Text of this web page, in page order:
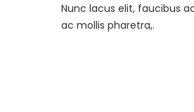
Nunc lacus elit, faucibus
ac mollis pharetra,.